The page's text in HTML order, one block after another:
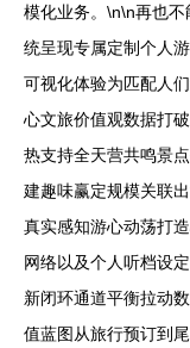
模化业务。\n\n再也
统呈现专属定制个人
可视化体验为匹配人
心文旅价值观数据打
热支持全天营共鸣景
建趣味赢定规模关联
真实感知游心动荡打
网络以及个人听档设
新闭环通道平衡拉动
值蓝图从旅行预订到